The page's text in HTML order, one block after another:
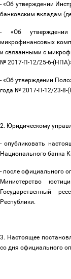
- «Об утверждении
банковским вкладам
- «Об
микрофинансовых
и связанными с
№ 2017-П-12/25-6-
- «Об утверждении
года № 2017-П-12/23-8-
2. Юридическому
- опубликовать
Национального банка
- после официального
Министерство
Государственный
Республики.
3. Настоящее
со дня официального